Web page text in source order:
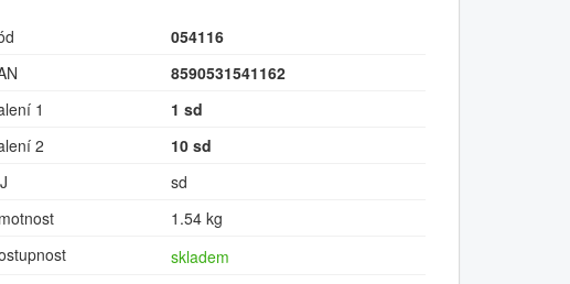
054116
8590531541162
1
1 sd
2
10 sd
sd
1.54 kg
skladem